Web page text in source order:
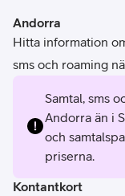
Andorra
Hitta information
sms och roaming
Samtal, sms
Andorra än i
och
priserna.
Kontantkort